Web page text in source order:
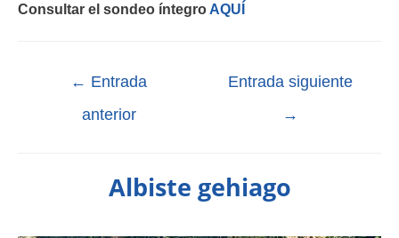
Consultar el sondeo íntegro AQUÍ
← Entrada
anterior
Entrada siguiente
→
Albiste gehiago